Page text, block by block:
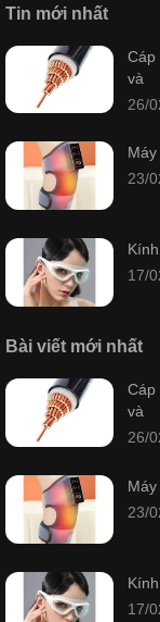
Tin mới nhất
Cáp
và
26/
23/
17/
Bài viết mới nhất
Cáp
và
26/
23/
17/